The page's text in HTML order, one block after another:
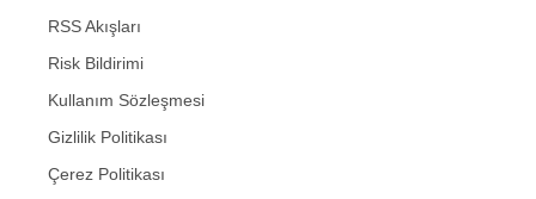
RSS Akışları
Risk Bildirimi
Kullanım Sözleşmesi
Gizlilik Politikası
Çerez Politikası